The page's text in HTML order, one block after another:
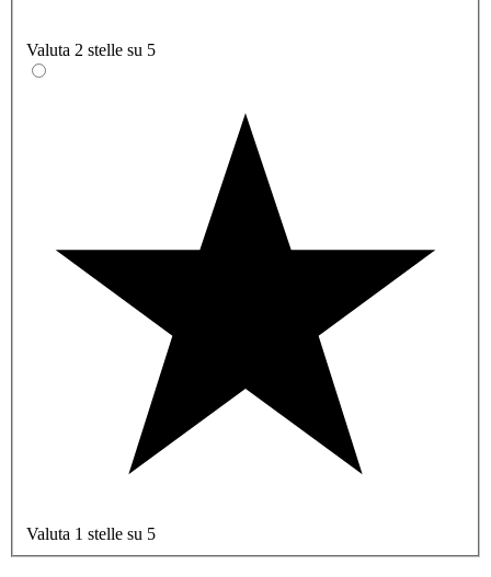
Valuta 2 stelle su 5
Valuta 1 stelle su 5